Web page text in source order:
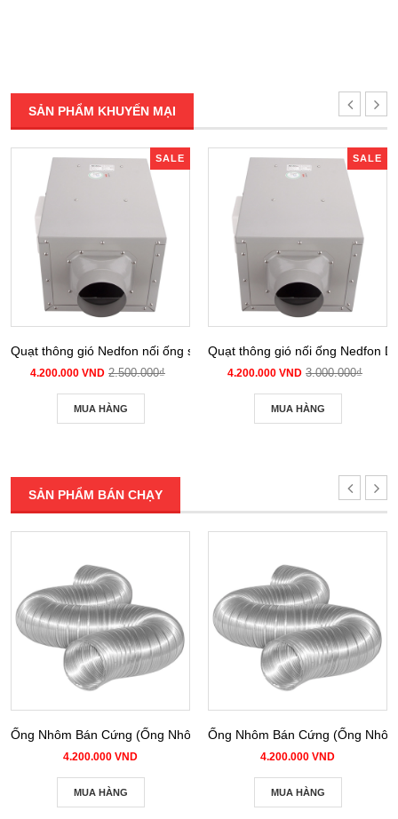
SẢN PHẨM KHUYẾN MẠI
SALE
Quạt thông gió Nedfon nối ống siêu âm DPT 10-12B
4.200.000 VND 2.500.000₫
MUA HÀNG
SALE
Quạt thông gió nối ống Nedfon
4.200.000 VND 3.000.000₫
MUA HÀNG
SẢN PHẨM BÁN CHẠY
Ống Nhôm Bán Cứng (Ống Nhôm Nhún) phi 100
4.200.000 VND
MUA HÀNG
Ống Nhôm Bán Cứng (Ống
4.200.000 VND
MUA HÀNG